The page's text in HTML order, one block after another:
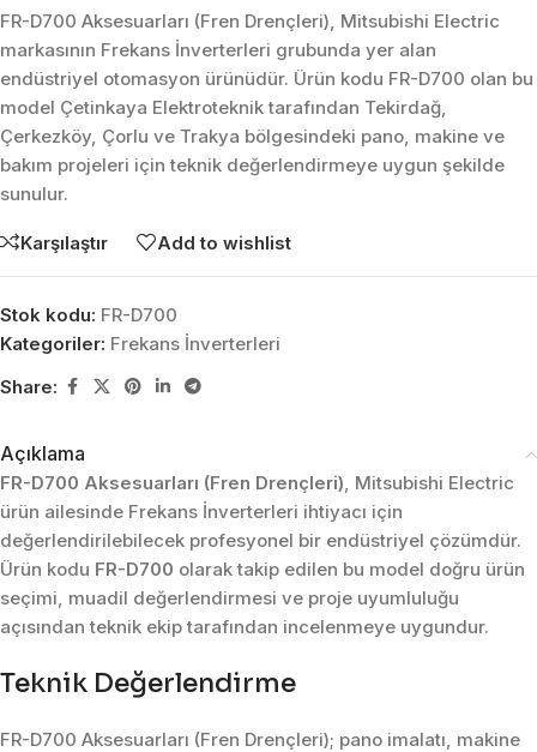
FR-D700 Aksesuarları (Fren Drençleri), Mitsubishi Electric
markasının Frekans İnverterleri grubunda yer alan
endüstriyel otomasyon ürünüdür. Ürün kodu FR-D700 olan bu
model Çetinkaya Elektroteknik tarafından Tekirdağ,
Çerkezköy, Çorlu ve Trakya bölgesindeki pano, makine ve
bakım projeleri için teknik değerlendirmeye uygun şekilde
sunulur.
Karşılaştır Add to wishlist
Stok kodu: FR-D700
Kategoriler: Frekans İnverterleri
Share:
Açıklama
FR-D700 Aksesuarları (Fren Drençleri), Mitsubishi Electric
ürün ailesinde Frekans İnverterleri ihtiyacı için
değerlendirilebilecek profesyonel bir endüstriyel çözümdür.
Ürün kodu FR-D700 olarak takip edilen bu model doğru ürün
seçimi, muadil değerlendirmesi ve proje uyumluluğu
açısından teknik ekip tarafından incelenmeye uygundur.
Teknik Değerlendirme
FR-D700 Aksesuarları (Fren Drençleri); pano imalatı, makine